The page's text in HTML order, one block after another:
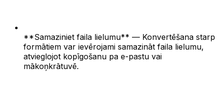
**Samaziniet faila lielumu** — Konvertēšana starp
formātiem var ievērojami samazināt faila lielumu,
atvieglojot kopīgošanu pa e-pastu vai
mākoņkrātuvē.